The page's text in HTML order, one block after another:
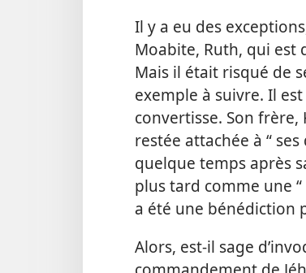
Il y a eu des
Moabite, Ruth, qui est
Mais il était risqué de
exemple à suivre. Il
convertisse. Son frère,
restée attachée à “
quelque temps après
plus tard comme une
a été une bénédiction
Alors, est-​il sage